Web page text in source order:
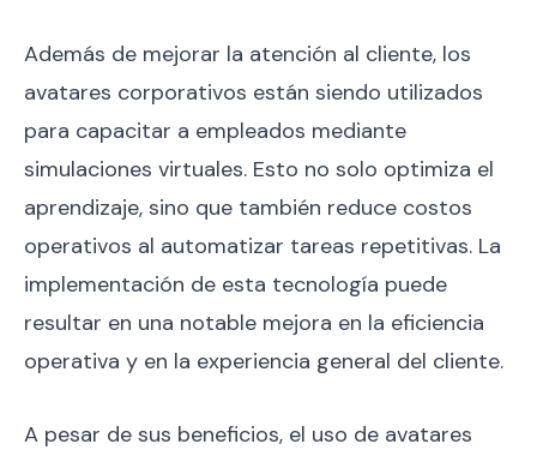
Además de mejorar la atención al cliente, los
avatares corporativos están siendo utilizados
para capacitar a empleados mediante
simulaciones virtuales. Esto no solo optimiza el
aprendizaje, sino que también reduce costos
operativos al automatizar tareas repetitivas. La
implementación de esta tecnología puede
resultar en una notable mejora en la eficiencia
operativa y en la experiencia general del cliente.
A pesar de sus beneficios, el uso de avatares